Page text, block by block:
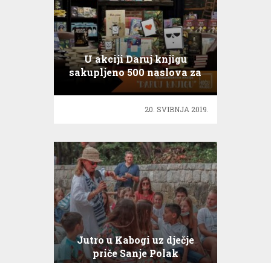
U akciji Daruj knjigu
sakupljeno 500 naslova za
dječje domove
20. SVIBNJA 2019.
Jutro u Kabogi uz dječje
priče Sanje Polak